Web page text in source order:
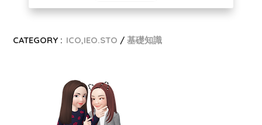
CATEGORY : ICO,IEO.STO 基礎知識